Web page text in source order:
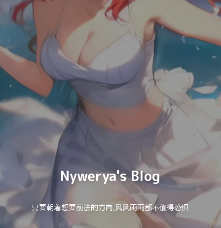
Nywerya's Blog
只要朝着想要前进的方向,风风雨雨都不值得恐惧